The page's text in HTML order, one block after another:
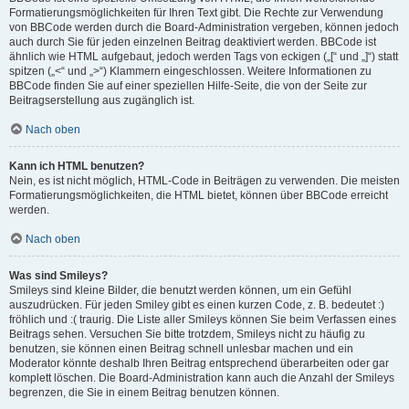
Formatierungsmöglichkeiten für Ihren Text gibt. Die Rechte zur Verwendung
von BBCode werden durch die Board-Administration vergeben, können jedoch
auch durch Sie für jeden einzelnen Beitrag deaktiviert werden. BBCode ist
ähnlich wie HTML aufgebaut, jedoch werden Tags von eckigen („[“ und „]“) statt
spitzen („<“ und „>“) Klammern eingeschlossen. Weitere Informationen zu
BBCode finden Sie auf einer speziellen Hilfe-Seite, die von der Seite zur
Beitragserstellung aus zugänglich ist.
Nach oben
Kann ich HTML benutzen?
Nein, es ist nicht möglich, HTML-Code in Beiträgen zu verwenden. Die meisten
Formatierungsmöglichkeiten, die HTML bietet, können über BBCode erreicht
werden.
Nach oben
Was sind Smileys?
Smileys sind kleine Bilder, die benutzt werden können, um ein Gefühl
auszudrücken. Für jeden Smiley gibt es einen kurzen Code, z. B. bedeutet :)
fröhlich und :( traurig. Die Liste aller Smileys können Sie beim Verfassen eines
Beitrags sehen. Versuchen Sie bitte trotzdem, Smileys nicht zu häufig zu
benutzen, sie können einen Beitrag schnell unlesbar machen und ein
Moderator könnte deshalb Ihren Beitrag entsprechend überarbeiten oder gar
komplett löschen. Die Board-Administration kann auch die Anzahl der Smileys
begrenzen, die Sie in einem Beitrag benutzen können.